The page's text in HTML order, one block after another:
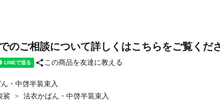
のご相談について詳しくはこちらをご覧くだ
share この商品を友達に教える
・中啓半装束入
裟 >
法衣かばん・中啓半装束入